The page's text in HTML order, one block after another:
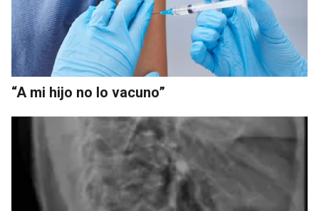
“A mi hijo no lo vacuno”